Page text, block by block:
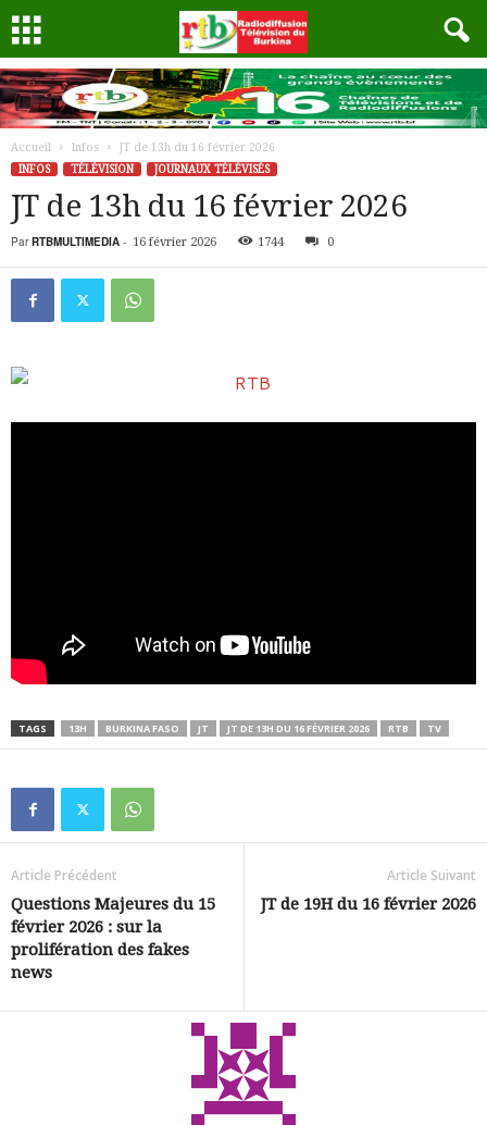
Accueil Infos
JT de 13h du 16 février 2026
INFOS
TÉLÉVISION JOURNAUX TÉLÉVISÉS
JT de 13h du 16 février 2026
Par RTBMULTIMEDIA - 16 février 2026 1744 0
TAGS 13H BURKINA FASO JT JT DE 13H DU 16 FÉVRIER 2026 RTB TV
Article Précédent
Questions Majeures du 15
février 2026 : sur la
prolifération des fakes
news
Article Suivant
JT de 19H du 16 février 2026